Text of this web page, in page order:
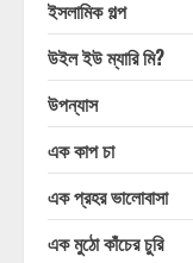
ইসলামিক গল্প
উইল ইউ ম্যারি মি?
উপন্যাস
এক কাপ চা
এক প্রহর ভালোবাসা
এক মুঠো কাঁচের চুরি